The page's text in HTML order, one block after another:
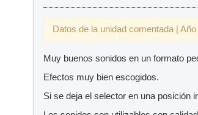
Datos de la unidad comentada |
Muy buenos sonidos en un formato
Efectos muy bien escogidos.
Si se deja el selector en una posición